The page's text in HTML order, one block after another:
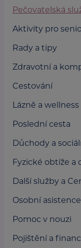
Pečovatelská
Aktivity pro
Rady a tipy
Zdravotní a
Cestování
Lázně a wellness
Poslední cesta
Důchody a
Fyzické obtíže
Další služby a
Osobní asistence
Pomoc v nouzi
Pojištění a